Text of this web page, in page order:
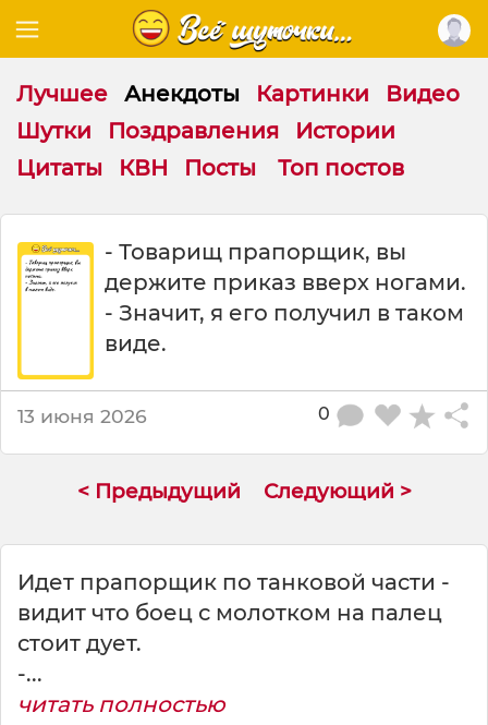
Лучшее Анекдоты Картинки
Видео
Шутки
Поздравления
Истории
Цитаты
КВН Посты Топ постов
щ
а
щ
- Товарищ прапорщик, вы
держите приказ вверх ногами.
- Значит, я его получил в таком
виде.
13 июня 2026 0
< Предыдущий Следующий >
Идет прапорщик по танковой части -
видит что боец с молотком на палец
стоит дует.
-...
читать полностью